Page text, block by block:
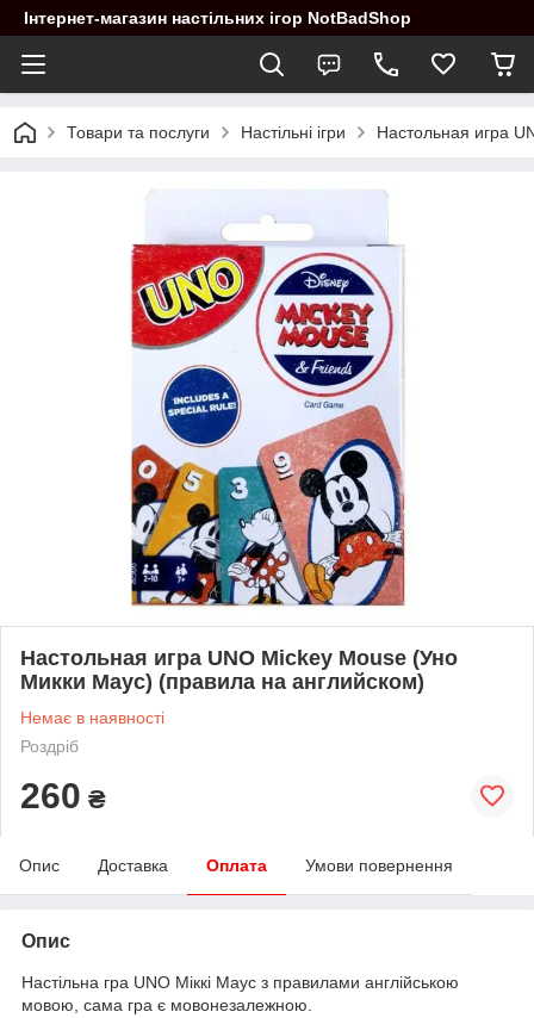
Інтернет-магазин настільних ігор NotBadShop
Товари та послуги Настільні ігри Настольная игра
Настольная игра UNO Mickey Mouse (Уно
Микки Маус) (правила на английском)
Немає в наявності
Роздріб
260 ₴
Опис Доставка Оплата Умови повернення
Опис
Настільна гра UNO Міккі Маус з правилами англійською
мовою, сама гра є мовонезалежною.